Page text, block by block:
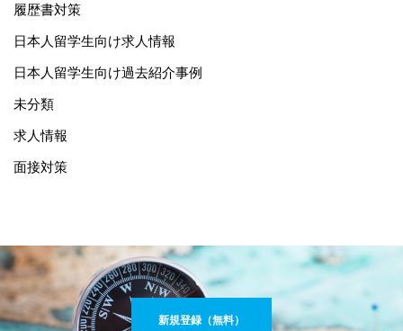
履歴書対策
日本人留学生向け求人情報
日本人留学生向け過去紹介事例
未分類
求人情報
面接対策
新規登録（無料）